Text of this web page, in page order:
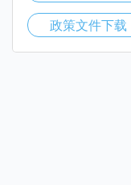
政策文件下载